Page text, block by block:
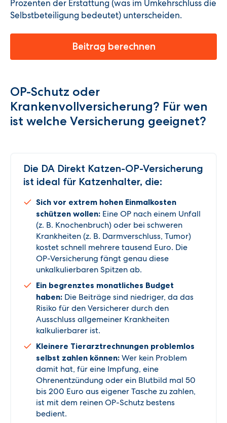
Prozenten der Erstattung (was im Umkehrschluss die
Selbstbeteiligung bedeutet) unterscheiden.
Beitrag berechnen
OP-Schutz oder
Krankenvollversicherung? Für wen
ist welche Versicherung geeignet?
Die DA Direkt Katzen-OP-Versicherung
ist ideal für Katzenhalter, die:
Sich vor extrem hohen Einmalkosten
schützen wollen: Eine OP nach einem Unfall
(z. B. Knochenbruch) oder bei schweren
Krankheiten (z. B. Darmverschluss, Tumor)
kostet schnell mehrere tausend Euro. Die
OP-Versicherung fängt genau diese
unkalkulierbaren Spitzen ab.
Ein begrenztes monatliches Budget
haben: Die Beiträge sind niedriger, da das
Risiko für den Versicherer durch den
Ausschluss allgemeiner Krankheiten
kalkulierbarer ist.
Kleinere Tierarztrechnungen problemlos
selbst zahlen können: Wer kein Problem
damit hat, für eine Impfung, eine
Ohrenentzündung oder ein Blutbild mal 50
bis 200 Euro aus eigener Tasche zu zahlen,
ist mit dem reinen OP-Schutz bestens
bedient.